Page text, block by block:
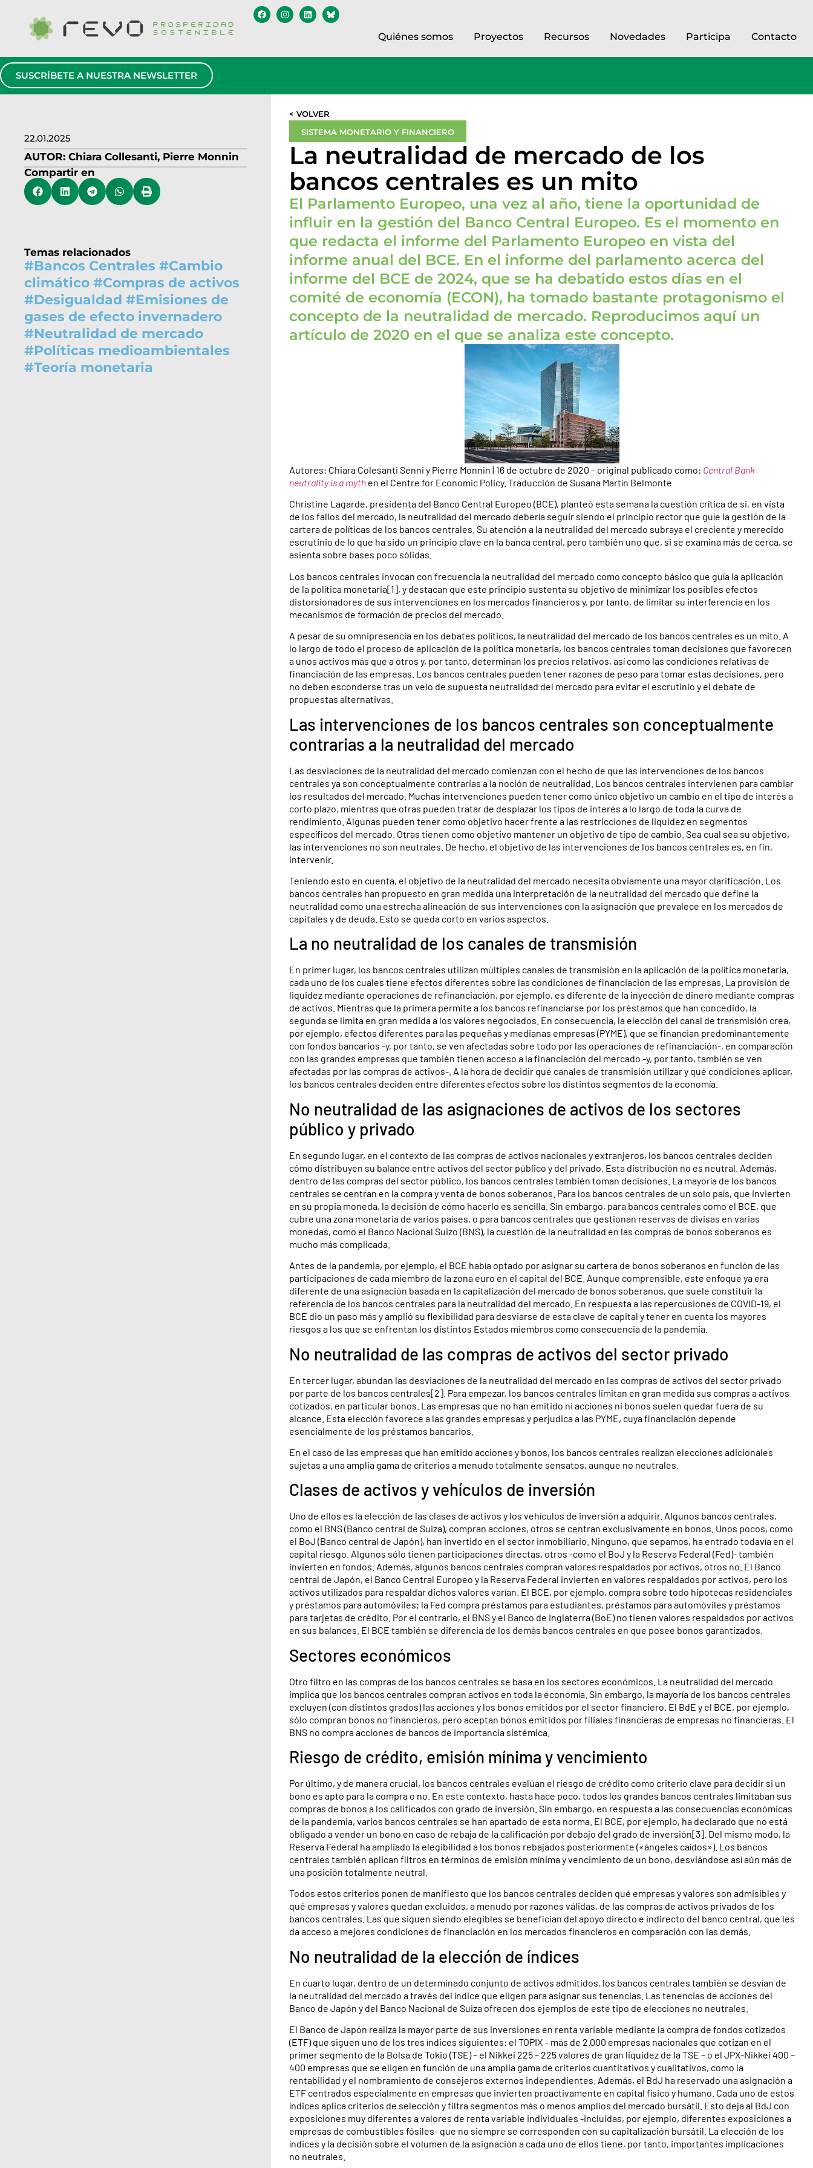
Quiénes somos Proyectos Recursos Novedades Participa Contacto
SUSCRÍBETE A NUESTRA NEWSLETTER
22.01.2025
AUTOR: Chiara Collesanti, Pierre Monnin
Compartir en
Temas relacionados
#Bancos Centrales #Cambio
climático #Compras de activos
#Desigualdad #Emisiones de
gases de efecto invernadero
#Neutralidad de mercado
#Políticas medioambientales
#Teoría monetaria
< VOLVER
SISTEMA MONETARIO Y FINANCIERO
La neutralidad de mercado de los
bancos centrales es un mito
El Parlamento Europeo, una vez al año, tiene la oportunidad de
influir en la gestión del Banco Central Europeo. Es el momento en
que redacta el informe del Parlamento Europeo en vista del
informe anual del BCE. En el informe del parlamento acerca del
informe del BCE de 2024, que se ha debatido estos días en el
comité de economía (ECON), ha tomado bastante protagonismo el
concepto de la neutralidad de mercado. Reproducimos aquí un
artículo de 2020 en el que se analiza este concepto.
Autores: Chiara Colesanti Senni y Pierre Monnin | 16 de octubre de 2020 – original publicado como: Central Bank
neutrality is a mythen el Centre for Economic Policy. Traducción de Susana Martín Belmonte
Christine Lagarde, presidenta del Banco Central Europeo (BCE), planteó esta semana la cuestión crítica de si, en vista
de los fallos del mercado, la neutralidad del mercado debería seguir siendo el principio rector que guíe la gestión de la
cartera de políticas de los bancos centrales. Su atención a la neutralidad del mercado subraya el creciente y merecido
escrutinio de lo que ha sido un principio clave en la banca central, pero también uno que, si se examina más de cerca, se
asienta sobre bases poco sólidas.
Los bancos centrales invocan con frecuencia la neutralidad del mercado como concepto básico que guía la aplicación
de la política monetaria[1], y destacan que este principio sustenta su objetivo de minimizar los posibles efectos
distorsionadores de sus intervenciones en los mercados financieros y, por tanto, de limitar su interferencia en los
mecanismos de formación de precios del mercado.
A pesar de su omnipresencia en los debates políticos, la neutralidad del mercado de los bancos centrales es un mito. A
lo largo de todo el proceso de aplicación de la política monetaria, los bancos centrales toman decisiones que favorecen
a unos activos más que a otros y, por tanto, determinan los precios relativos, así como las condiciones relativas de
financiación de las empresas. Los bancos centrales pueden tener razones de peso para tomar estas decisiones, pero
no deben esconderse tras un velo de supuesta neutralidad del mercado para evitar el escrutinio y el debate de
propuestas alternativas.
Las intervenciones de los bancos centrales son conceptualmente
contrarias a la neutralidad del mercado
Las desviaciones de la neutralidad del mercado comienzan con el hecho de que las intervenciones de los bancos
centrales ya son conceptualmente contrarias a la noción de neutralidad. Los bancos centrales intervienen para cambiar
los resultados del mercado. Muchas intervenciones pueden tener como único objetivo un cambio en el tipo de interés a
corto plazo, mientras que otras pueden tratar de desplazar los tipos de interés a lo largo de toda la curva de
rendimiento. Algunas pueden tener como objetivo hacer frente a las restricciones de liquidez en segmentos
específicos del mercado. Otras tienen como objetivo mantener un objetivo de tipo de cambio. Sea cual sea su objetivo,
las intervenciones no son neutrales. De hecho, el objetivo de las intervenciones de los bancos centrales es, en fin,
intervenir.
Teniendo esto en cuenta, el objetivo de la neutralidad del mercado necesita obviamente una mayor clarificación. Los
bancos centrales han propuesto en gran medida una interpretación de la neutralidad del mercado que define la
neutralidad como una estrecha alineación de sus intervenciones con la asignación que prevalece en los mercados de
capitales y de deuda. Esto se queda corto en varios aspectos.
La no neutralidad de los canales de transmisión
En primer lugar, los bancos centrales utilizan múltiples canales de transmisión en la aplicación de la política monetaria,
cada uno de los cuales tiene efectos diferentes sobre las condiciones de financiación de las empresas. La provisión de
liquidez mediante operaciones de refinanciación, por ejemplo, es diferente de la inyección de dinero mediante compras
de activos. Mientras que la primera permite a los bancos refinanciarse por los préstamos que han concedido, la
segunda se limita en gran medida a los valores negociados. En consecuencia, la elección del canal de transmisión crea,
por ejemplo, efectos diferentes para las pequeñas y medianas empresas (PYME), que se financian predominantemente
con fondos bancarios -y, por tanto, se ven afectadas sobre todo por las operaciones de refinanciación-, en comparación
con las grandes empresas que también tienen acceso a la financiación del mercado -y, por tanto, también se ven
afectadas por las compras de activos-. A la hora de decidir qué canales de transmisión utilizar y qué condiciones aplicar,
los bancos centrales deciden entre diferentes efectos sobre los distintos segmentos de la economía.
No neutralidad de las asignaciones de activos de los sectores
público y privado
En segundo lugar, en el contexto de las compras de activos nacionales y extranjeros, los bancos centrales deciden
cómo distribuyen su balance entre activos del sector público y del privado. Esta distribución no es neutral. Además,
dentro de las compras del sector público, los bancos centrales también toman decisiones. La mayoría de los bancos
centrales se centran en la compra y venta de bonos soberanos. Para los bancos centrales de un solo país, que invierten
en su propia moneda, la decisión de cómo hacerlo es sencilla. Sin embargo, para bancos centrales como el BCE, que
cubre una zona monetaria de varios países, o para bancos centrales que gestionan reservas de divisas en varias
monedas, como el Banco Nacional Suizo (BNS), la cuestión de la neutralidad en las compras de bonos soberanos es
mucho más complicada.
Antes de la pandemia, por ejemplo, el BCE había optado por asignar su cartera de bonos soberanos en función de las
participaciones de cada miembro de la zona euro en el capital del BCE. Aunque comprensible, este enfoque ya era
diferente de una asignación basada en la capitalización del mercado de bonos soberanos, que suele constituir la
referencia de los bancos centrales para la neutralidad del mercado. En respuesta a las repercusiones de COVID-19, el
BCE dio un paso más y amplió su flexibilidad para desviarse de esta clave de capital y tener en cuenta los mayores
riesgos a los que se enfrentan los distintos Estados miembros como consecuencia de la pandemia.
No neutralidad de las compras de activos del sector privado
En tercer lugar, abundan las desviaciones de la neutralidad del mercado en las compras de activos del sector privado
por parte de los bancos centrales[2]. Para empezar, los bancos centrales limitan en gran medida sus compras a activos
cotizados, en particular bonos. Las empresas que no han emitido ni acciones ni bonos suelen quedar fuera de su
alcance. Esta elección favorece a las grandes empresas y perjudica a las PYME, cuya financiación depende
esencialmente de los préstamos bancarios.
En el caso de las empresas que han emitido acciones y bonos, los bancos centrales realizan elecciones adicionales
sujetas a una amplia gama de criterios a menudo totalmente sensatos, aunque no neutrales.
Clases de activos y vehículos de inversión
Uno de ellos es la elección de las clases de activos y los vehículos de inversión a adquirir. Algunos bancos centrales,
como el BNS (Banco central de Suiza), compran acciones, otros se centran exclusivamente en bonos. Unos pocos, como
el BoJ (Banco central de Japón), han invertido en el sector inmobiliario. Ninguno, que sepamos, ha entrado todavía en el
capital riesgo. Algunos sólo tienen participaciones directas, otros -como el BoJ y la Reserva Federal (Fed)- también
invierten en fondos. Además, algunos bancos centrales compran valores respaldados por activos, otros no. El Banco
central de Japón, el Banco Central Europeo y la Reserva Federal invierten en valores respaldados por activos, pero los
activos utilizados para respaldar dichos valores varían. El BCE, por ejemplo, compra sobre todo hipotecas residenciales
y préstamos para automóviles; la Fed compra préstamos para estudiantes, préstamos para automóviles y préstamos
para tarjetas de crédito. Por el contrario, el BNS y el Banco de Inglaterra (BoE) no tienen valores respaldados por activos
en sus balances. El BCE también se diferencia de los demás bancos centrales en que posee bonos garantizados.
Sectores económicos
Otro filtro en las compras de los bancos centrales se basa en los sectores económicos. La neutralidad del mercado
implica que los bancos centrales compran activos en toda la economía. Sin embargo, la mayoría de los bancos centrales
excluyen (con distintos grados) las acciones y los bonos emitidos por el sector financiero. El BdE y el BCE, por ejemplo,
sólo compran bonos no financieros, pero aceptan bonos emitidos por filiales financieras de empresas no financieras. El
BNS no compra acciones de bancos de importancia sistémica.
Riesgo de crédito, emisión mínima y vencimiento
Por último, y de manera crucial, los bancos centrales evalúan el riesgo de crédito como criterio clave para decidir si un
bono es apto para la compra o no. En este contexto, hasta hace poco, todos los grandes bancos centrales limitaban sus
compras de bonos a los calificados con grado de inversión. Sin embargo, en respuesta a las consecuencias económicas
de la pandemia, varios bancos centrales se han apartado de esta norma. El BCE, por ejemplo, ha declarado que no está
obligado a vender un bono en caso de rebaja de la calificación por debajo del grado de inversión[3]. Del mismo modo, la
Reserva Federal ha ampliado la elegibilidad a los bonos rebajados posteriormente («ángeles caídos»). Los bancos
centrales también aplican filtros en términos de emisión mínima y vencimiento de un bono, desviándose así aún más de
una posición totalmente neutral.
Todos estos criterios ponen de manifiesto que los bancos centrales deciden qué empresas y valores son admisibles y
qué empresas y valores quedan excluidos, a menudo por razones válidas, de las compras de activos privados de los
bancos centrales. Las que siguen siendo elegibles se benefician del apoyo directo e indirecto del banco central, que les
da acceso a mejores condiciones de financiación en los mercados financieros en comparación con las demás.
No neutralidad de la elección de índices
En cuarto lugar, dentro de un determinado conjunto de activos admitidos, los bancos centrales también se desvían de
la neutralidad del mercado a través del índice que eligen para asignar sus tenencias. Las tenencias de acciones del
Banco de Japón y del Banco Nacional de Suiza ofrecen dos ejemplos de este tipo de elecciones no neutrales.
El Banco de Japón realiza la mayor parte de sus inversiones en renta variable mediante la compra de fondos cotizados
(ETF) que siguen uno de los tres índices siguientes: el TOPIX – más de 2.000 empresas nacionales que cotizan en el
primer segmento de la Bolsa de Tokio (TSE) – el Nikkei 225 – 225 valores de gran liquidez de la TSE – o el JPX-Nikkei 400 –
400 empresas que se eligen en función de una amplia gama de criterios cuantitativos y cualitativos, como la
rentabilidad y el nombramiento de consejeros externos independientes. Además, el BdJ ha reservado una asignación a
ETF centrados especialmente en empresas que invierten proactivamente en capital físico y humano. Cada uno de estos
índices aplica criterios de selección y filtra segmentos más o menos amplios del mercado bursátil. Esto deja al BdJ con
exposiciones muy diferentes a valores de renta variable individuales -incluidas, por ejemplo, diferentes exposiciones a
empresas de combustibles fósiles- que no siempre se corresponden con su capitalización bursátil. La elección de los
índices y la decisión sobre el volumen de la asignación a cada uno de ellos tiene, por tanto, importantes implicaciones
no neutrales.